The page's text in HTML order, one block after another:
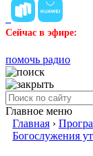
Сейчас в эфире:
помочь радио
Главное меню
Главная ›
Богослужения